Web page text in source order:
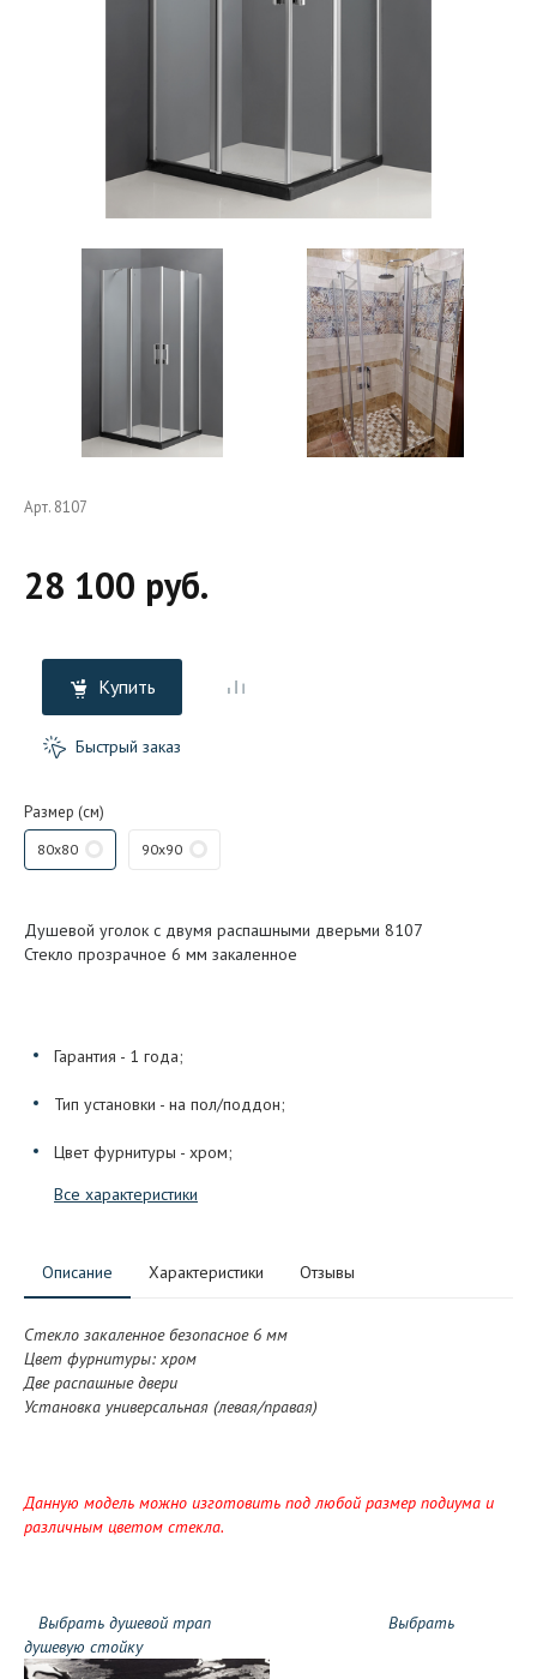
Арт. 8107
28 100 руб.
Купить
Быстрый заказ
Размер (см)
80x80 90x90
Душевой уголок с двумя распашными дверьми 8107
Стекло прозрачное 6 мм закаленное
Гарантия - 1 года;
Тип установки - на пол/поддон;
Цвет фурнитуры - хром;
Все характеристики
Описание Характеристики Отзывы
Стекло закаленное безопасное 6 мм
Цвет фурнитуры: хром
Две распашные двери
Установка универсальная (левая/правая)
Данную модель можно изготовить под любой размер подиума и
различным цветом стекла.
Выбрать душевой трап
Выбрать
душевую стойку